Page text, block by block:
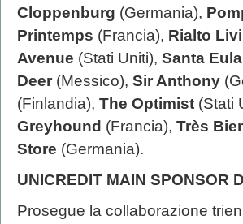
Cloppenburg (Germania),
Printemps (Francia), Rialto
Avenue (Stati Uniti), Santa
Deer (Messico), Sir Anthony
(Finlandia), The Optimist (Stati
Greyhound (Francia), Très
Store (Germania).
UNICREDIT MAIN SPONSOR
Prosegue la collaborazione